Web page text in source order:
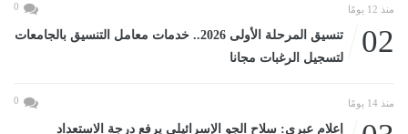
منذ 12 يومًا 0
02
تنسيق المرحلة الأولى 2026.. خدمات معامل التنسيق بالجامعات
لتسجيل الرغبات مجانا
منذ 14 يومًا 0
إعلام عبرى: سلاح الجو الإسرائيلى يرفع درجة الاستعداد